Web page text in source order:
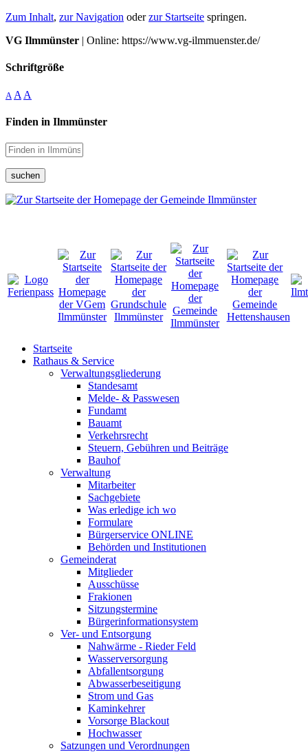
Zum Inhalt, zur Navigation oderzur Startseite springen.
VG Ilmmünster | Online: https://www.vg-ilmmuenster.de/
Schriftgröße
A A A
Finden in Ilmmünster
suchen
Startseite
Rathaus & Service
Verwaltungsgliederung
Standesamt
Melde- & Passwesen
Fundamt
Bauamt
Verkehrsrecht
Steuern, Gebühren und Beiträge
Bauhof
Verwaltung
Mitarbeiter
Sachgebiete
Was erledige ich wo
Formulare
Bürgerservice ONLINE
Behörden und Institutionen
Gemeinderat
Mitglieder
Ausschüsse
Frakionen
Sitzungstermine
Bürgerinformationsystem
Ver- und Entsorgung
Nahwärme - Rieder Feld
Wasserversorgung
Abfallentsorgung
Abwasserbeseitigung
Strom und Gas
Kaminkehrer
Vorsorge Blackout
Hochwasser
Satzungen und Verordnungen